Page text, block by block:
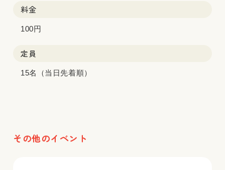
料金
100円
定員
15名（当日先着順）
その他のイベント